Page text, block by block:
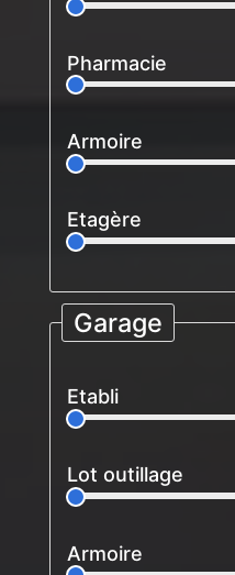
Pharmacie
Armoire
Etagère
Garage
Etabli
Lot outillage
Armoire